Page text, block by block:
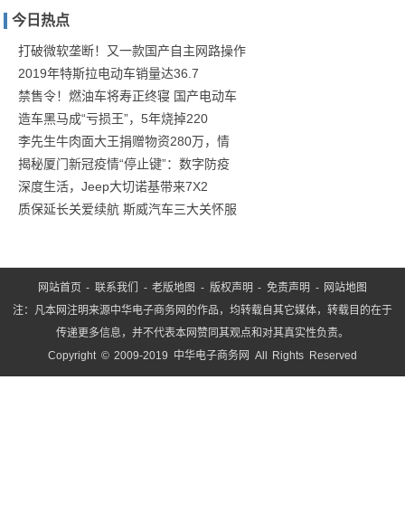
老
破
小
变
身
蜜
桃
感
单
今日热点
打破微软垄断！又一款国产自主网路操作
2019年特斯拉电动车销量达36.7
禁售令！燃油车将寿正终寝 国产电动车
造车黑马成“亏损王”，5年烧掉220
李先生牛肉面大王捐赠物资280万，情
揭秘厦门新冠疫情“停止键”：数字防疫
深度生活，Jeep大切诺基带来7X2
质保延长关爱续航 斯威汽车三大关怀服
网站首页 - 联系我们 -老版地图 - 版权声明 -免责声明 - 网站地图
注：凡本网注明来源中华电子商务网的作品，均转载自其它媒体，转载目的在于
传递更多信息，并不代表本网赞同其观点和对其真实性负责。
Copyright © 2009-2019 中华电子商务网 All Rights Reserved